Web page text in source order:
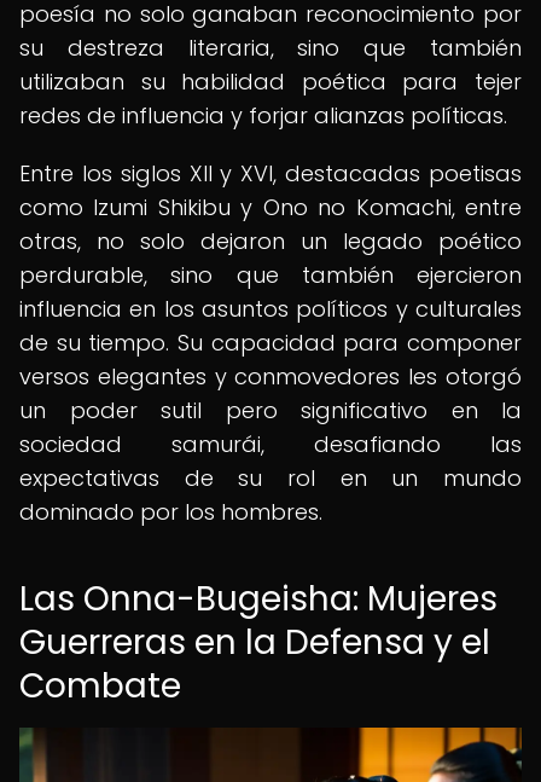
poesía no solo ganaban reconocimiento por
su destreza literaria, sino que también
utilizaban su habilidad poética para tejer
redes de influencia y forjar alianzas políticas.
Entre los siglos XII y XVI, destacadas poetisas
como Izumi Shikibu y Ono no Komachi, entre
otras, no solo dejaron un legado poético
perdurable, sino que también ejercieron
influencia en los asuntos políticos y culturales
de su tiempo. Su capacidad para componer
versos elegantes y conmovedores les otorgó
un poder sutil pero significativo en la
sociedad samurái, desafiando las
expectativas de su rol en un mundo
dominado por los hombres.
Las Onna-Bugeisha: Mujeres
Guerreras en la Defensa y el
Combate